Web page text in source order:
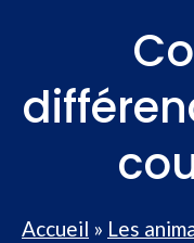
Accueil » Les